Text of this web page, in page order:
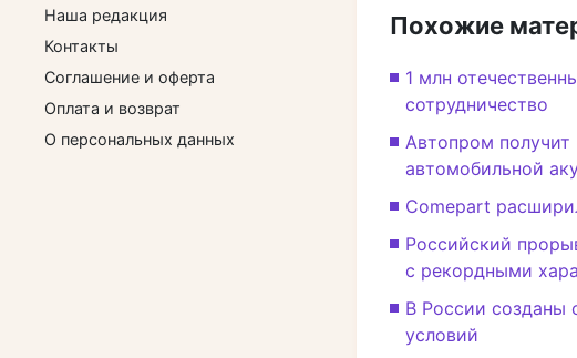
Похожие
1 млн
сотрудничество
Автопром получит
автомобильной
Comepart
Российский
с рекордными
В России созданы
условий
Наша редакция
Контакты
Соглашение и оферта
Оплата и возврат
О персональных данных